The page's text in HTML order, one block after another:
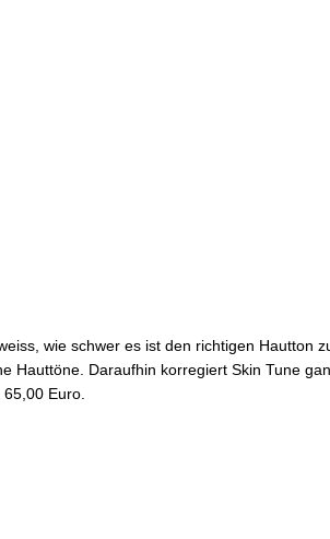
wie schwer es ist den richtigen Hautton
Daraufhin korregiert Skin Tune
Euro.